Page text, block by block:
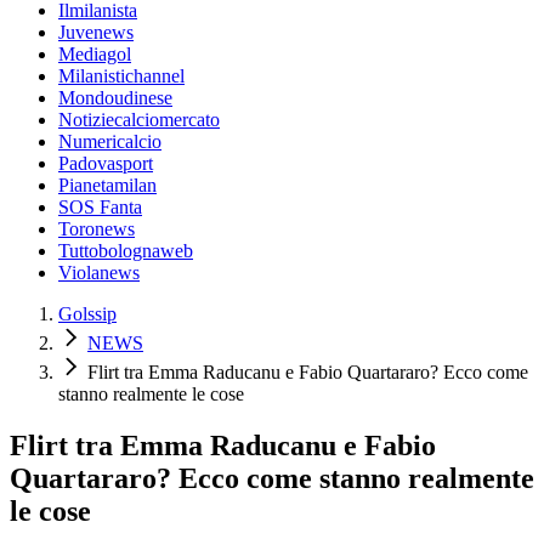
Ilmilanista
Juvenews
Mediagol
Milanistichannel
Mondoudinese
Notiziecalciomercato
Numericalcio
Padovasport
Pianetamilan
SOS Fanta
Toronews
Tuttobolognaweb
Violanews
Golssip
NEWS
Flirt tra Emma Raducanu e Fabio Quartararo? Ecco come
stanno realmente le cose
Flirt tra Emma Raducanu e Fabio
Quartararo? Ecco come stanno realmente
le cose